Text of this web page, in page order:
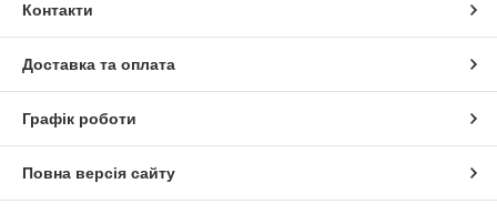
Контакти
Доставка та оплата
Графік роботи
Повна версія сайту